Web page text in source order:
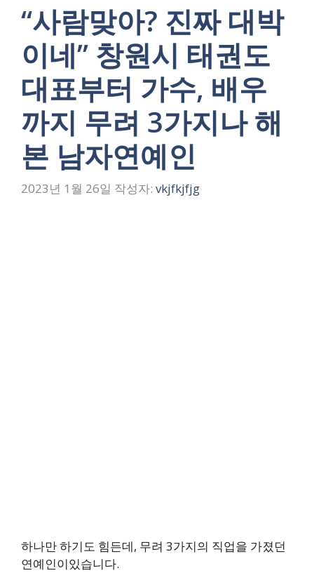
“사람맞아? 진짜 대박
이네” 창원시 태권도
대표부터 가수, 배우
까지 무려 3가지나 해
본 남자연예인
2023년 1월 26일 작성자: vkjfkjfjg
하나만 하기도 힘든데, 무려 3가지의 직업을 가졌던
연예인이있습니다.